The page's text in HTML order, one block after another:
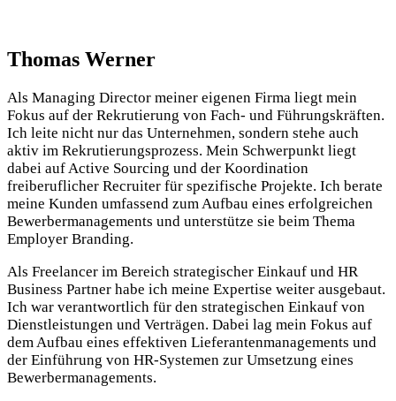
Thomas Werner
Als Managing Director meiner eigenen Firma liegt mein
Fokus auf der Rekrutierung von Fach- und Führungskräften.
Ich leite nicht nur das Unternehmen, sondern stehe auch
aktiv im Rekrutierungsprozess. Mein Schwerpunkt liegt
dabei auf Active Sourcing und der Koordination
freiberuflicher Recruiter für spezifische Projekte. Ich berate
meine Kunden umfassend zum Aufbau eines erfolgreichen
Bewerbermanagements und unterstütze sie beim Thema
Employer Branding.
Als Freelancer im Bereich strategischer Einkauf und HR
Business Partner habe ich meine Expertise weiter ausgebaut.
Ich war verantwortlich für den strategischen Einkauf von
Dienstleistungen und Verträgen. Dabei lag mein Fokus auf
dem Aufbau eines effektiven Lieferantenmanagements und
der Einführung von HR-Systemen zur Umsetzung eines
Bewerbermanagements.